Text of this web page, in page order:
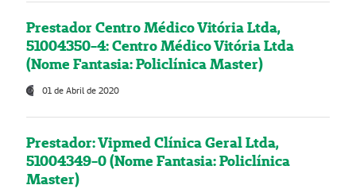
Prestador Centro Médico Vitória Ltda,
51004350-4: Centro Médico Vitória Ltda
(Nome Fantasia: Policlínica Master)
01 de Abril de 2020
Prestador: Vipmed Clínica Geral Ltda,
51004349-0 (Nome Fantasia: Policlínica
Master)